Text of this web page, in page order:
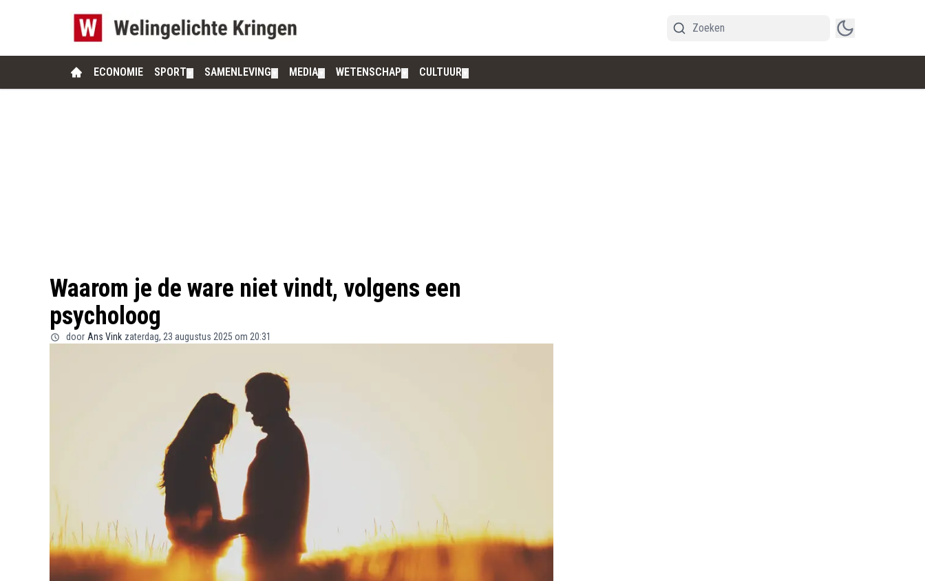
ECONOMIE SPORT SAMENLEVING MEDIA WETENSCHAP CULTUUR
Waarom je de ware niet vindt, volgens een
psycholoog
door Ans Vink zaterdag, 23 augustus 2025 om 20:31